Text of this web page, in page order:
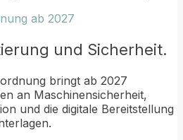
ab 2027
und Sicherheit.
bringt ab 2027
an Maschinensicherheit,
und die digitale Bereitstellung